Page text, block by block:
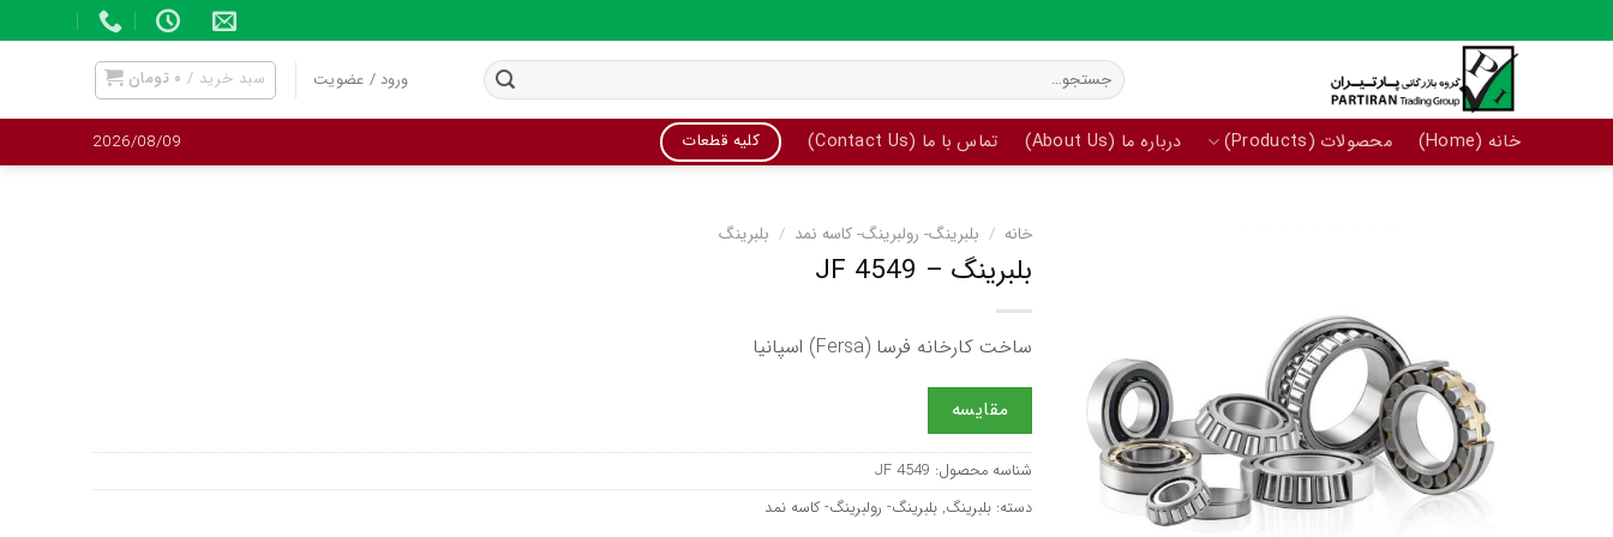
to
جستجو
برای:
ورود / عضویت سبد خرید / ۰ تومان
خانه (Home) محصولات (Products) درباره ما (About Us) تماس با ما (Contact Us) کلیه قطعات 2026/08/09
خانه / بلبرینگ- رولبرینگ- کاسه نمد / بلبرینگ
بلبرینگ – JF 4549
ساخت کارخانه فرسا (Fersa) اسپانیا
مقایسه
شناسه محصول: JF 4549
دسته: بلبرینگ, بلبرینگ- رولبرینگ- کاسه نمد